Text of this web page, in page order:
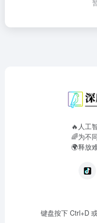
🔥人工
🌈为不
🌍释放
键盘按下 Ctrl+D